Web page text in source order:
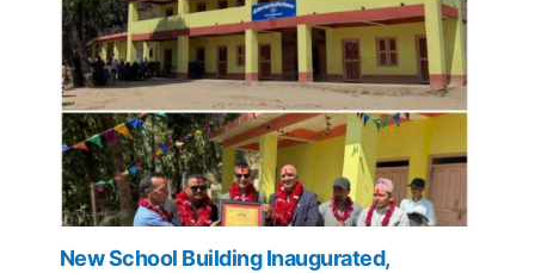
New School Building Inaugurated,